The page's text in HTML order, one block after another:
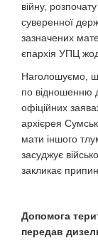
війну,
суверенної
зазначених
єпархія УПЦ
Наголошуємо, що
по відношенню
офіційних
архієрея
мати іншого
засуджує
закликає
Допомога
передав